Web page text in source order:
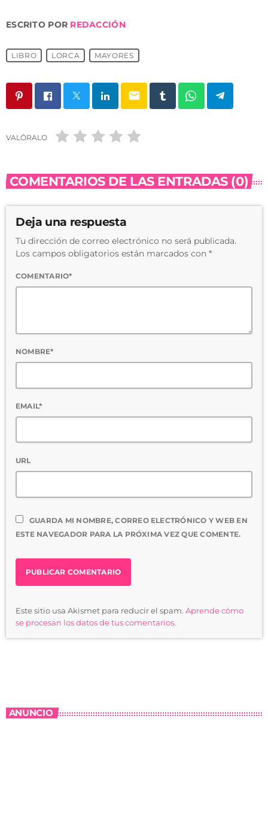
ESCRITO POR REDACCIÓN
LIBRO LORCA MAYORES
email
VALÓRALO
COMENTARIOS DE LAS ENTRADAS (0)
Deja una respuesta
Tu dirección de correo electrónico no será publicada.
Los campos obligatorios están marcados con *
COMENTARIO*
NOMBRE*
EMAIL*
URL
GUARDA MI NOMBRE, CORREO ELECTRÓNICO Y WEB EN
ESTE NAVEGADOR PARA LA PRÓXIMA VEZ QUE COMENTE.
Este sitio usa Akismet para reducir el spam. Aprende cómo
se procesan los datos de tus comentarios.
ANUNCIO